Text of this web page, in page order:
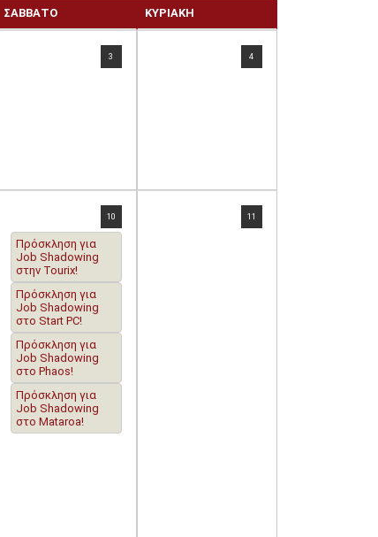
ΣΆΒΒΑΤΟ ΚΥΡΙΑΚΉ
3 4
10
Πρόσκληση για
Job Shadowing
στην Tourix!
Πρόσκληση για
Job Shadowing
στο Start PC!
Πρόσκληση για
Job Shadowing
στο Phaos!
Πρόσκληση για
Job Shadowing
στο Mataroa!
11